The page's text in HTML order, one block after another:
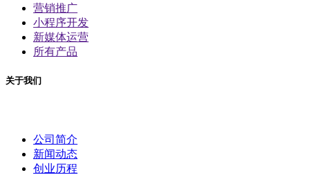
营销推广
小程序开发
新媒体运营
所有产品
关于我们
公司简介
新闻动态
创业历程